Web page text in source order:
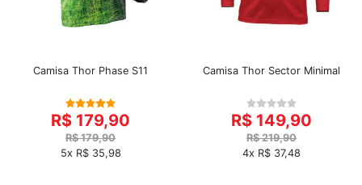
Camisa Thor Phase S11
R$ 179,90
R$ 179,90
5x R$ 35,98
Camisa Thor Sector Minimal
R$ 149,90
R$ 219,90
4x R$ 37,48